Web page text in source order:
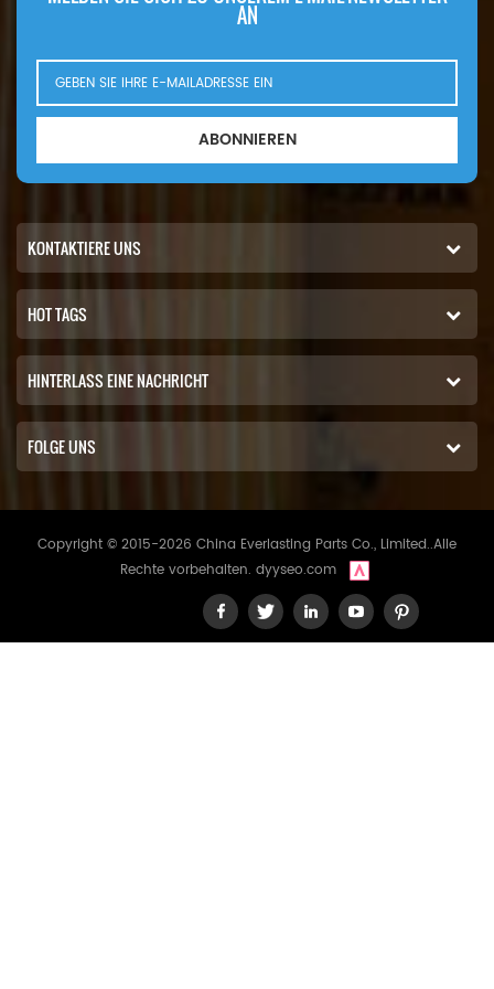
AN
ABONNIEREN
KONTAKTIERE UNS
HOT TAGS
HINTERLASS EINE NACHRICHT
FOLGE UNS
Copyright © 2015-2026 China Everlasting Parts Co., Limited..Alle
Rechte vorbehalten. dyyseo.com